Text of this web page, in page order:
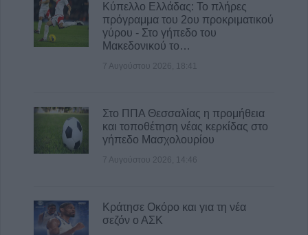
Κύπελλο Ελλάδας: Το πλήρες
πρόγραμμα του 2ου προκριματικού
γύρου - Στο γήπεδο του
Μακεδονικού το…
7 Αυγούστου 2026, 18:41
Στο ΠΠΑ Θεσσαλίας η προμήθεια
και τοποθέτηση νέας κερκίδας στο
γήπεδο Μασχολουρίου
7 Αυγούστου 2026, 14:46
Κράτησε Οκόρο και για τη νέα
σεζόν ο ΑΣΚ